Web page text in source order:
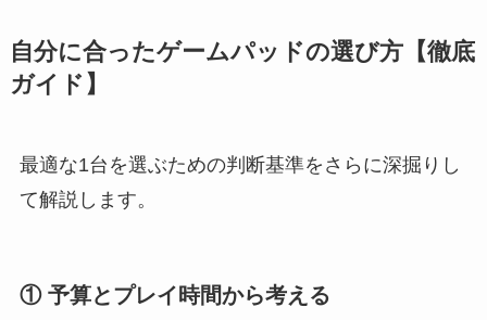
自分に合ったゲームパッドの選び方【徹底
ガイド】
最適な1台を選ぶための判断基準をさらに深掘りし
て解説します。
① 予算とプレイ時間から考える